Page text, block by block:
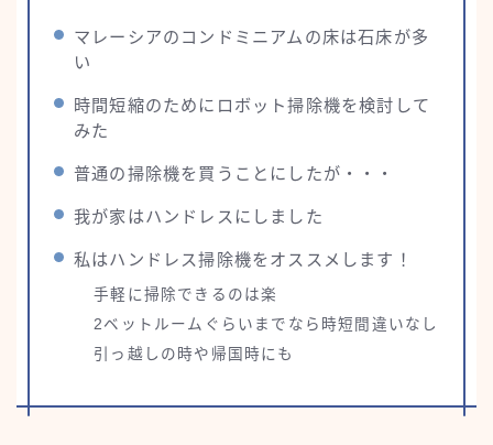
マレーシアのコンドミニアムの床は石床が多
い
時間短縮のためにロボット掃除機を検討して
みた
普通の掃除機を買うことにしたが・・・
我が家はハンドレスにしました
私はハンドレス掃除機をオススメします！
手軽に掃除できるのは楽
2ベットルームぐらいまでなら時短間違いなし
引っ越しの時や帰国時にも